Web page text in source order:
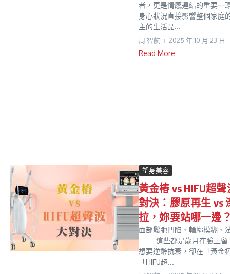
者，更是情感連結的重要一
身心狀況直接影響整個家庭
主的生活品...
周 智航 2025 年 10 月 23 日
Read More
塑身美容
黃金樁 vs HIFU超
對決：膠原再生 vs
拉，妳要站哪一邊
面部鬆弛凹陷、輪廓模糊、
——這些都是歲月在臉上留
想要逆齡抗衰，卻在「黃金
「HIFU超...